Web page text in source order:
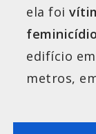
ela foi
feminicídio
edifício
metros,